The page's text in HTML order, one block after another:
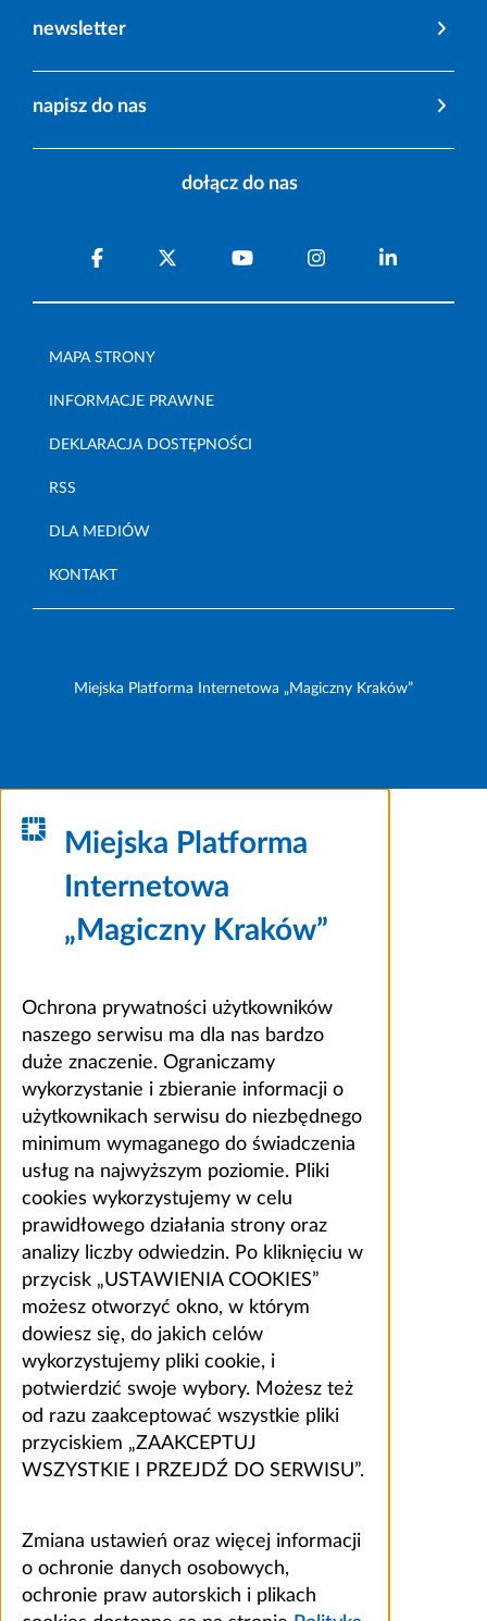
newsletter
napisz do nas
dołącz do nas
MAPA STRONY
INFORMACJE PRAWNE
DEKLARACJA DOSTĘPNOŚCI
RSS
DLA MEDIÓW
KONTAKT
Miejska Platforma Internetowa „Magiczny Kraków”
Miejska Platforma
Internetowa
„Magiczny Kraków”
Ochrona prywatności użytkowników
naszego serwisu ma dla nas bardzo
duże znaczenie. Ograniczamy
wykorzystanie i zbieranie informacji o
użytkownikach serwisu do niezbędnego
minimum wymaganego do świadczenia
usług na najwyższym poziomie. Pliki
cookies wykorzystujemy w celu
prawidłowego działania strony oraz
analizy liczby odwiedzin. Po kliknięciu w
przycisk „USTAWIENIA COOKIES”
możesz otworzyć okno, w którym
dowiesz się, do jakich celów
wykorzystujemy pliki cookie, i
potwierdzić swoje wybory. Możesz też
od razu zaakceptować wszystkie pliki
przyciskiem „ZAAKCEPTUJ
WSZYSTKIE I PRZEJDŹ DO SERWISU”.
Zmiana ustawień oraz więcej informacji
o ochronie danych osobowych,
ochronie praw autorskich i plikach